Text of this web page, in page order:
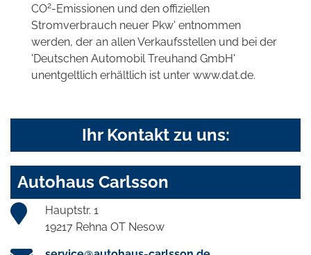
CO2-Emissionen und den offiziellen
Stromverbrauch neuer Pkw' entnommen
werden, der an allen Verkaufsstellen und bei der
'Deutschen Automobil Treuhand GmbH'
unentgeltlich erhältlich ist unter www.dat.de.
Ihr Kontakt zu uns:
Autohaus Carlsson
Hauptstr. 1
19217 Rehna OT Nesow